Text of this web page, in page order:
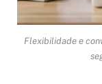
Flexibilidade e